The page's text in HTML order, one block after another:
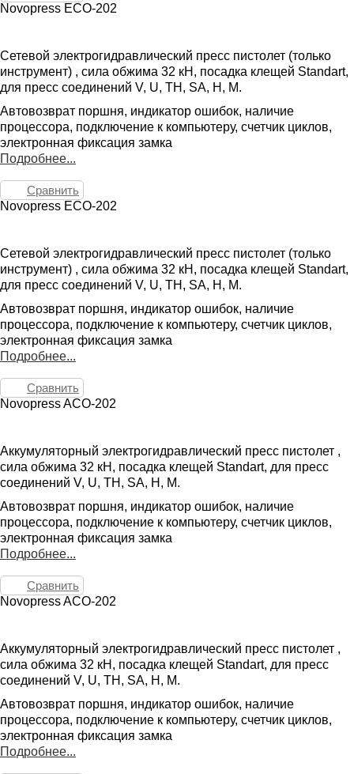
Novopress ECO-202
Сетевой электрогидравлический пресс пистолет (только
инструмент) , сила обжима 32 кН, посадка клещей Standart,
для пресс соединений V, U, TH, SA, H, M.
Автовозврат поршня, индикатор ошибок, наличие
процессора, подключение к компьютеру, счетчик циклов,
электронная фиксация замка
Подробнее...
Сравнить
Novopress ECO-202
Сетевой электрогидравлический пресс пистолет (только
инструмент) , сила обжима 32 кН, посадка клещей Standart,
для пресс соединений V, U, TH, SA, H, M.
Автовозврат поршня, индикатор ошибок, наличие
процессора, подключение к компьютеру, счетчик циклов,
электронная фиксация замка
Подробнее...
Сравнить
Novopress ACO-202
Аккумуляторный электрогидравлический пресс пистолет ,
сила обжима 32 кН, посадка клещей Standart, для пресс
соединений V, U, TH, SA, H, M.
Автовозврат поршня, индикатор ошибок, наличие
процессора, подключение к компьютеру, счетчик циклов,
электронная фиксация замка
Подробнее...
Сравнить
Novopress ACO-202
Аккумуляторный электрогидравлический пресс пистолет ,
сила обжима 32 кН, посадка клещей Standart, для пресс
соединений V, U, TH, SA, H, M.
Автовозврат поршня, индикатор ошибок, наличие
процессора, подключение к компьютеру, счетчик циклов,
электронная фиксация замка
Подробнее...